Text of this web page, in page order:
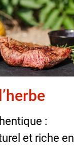
:
et riche en